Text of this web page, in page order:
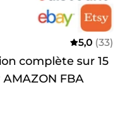
5,0 (33)
complète sur 15
FBA